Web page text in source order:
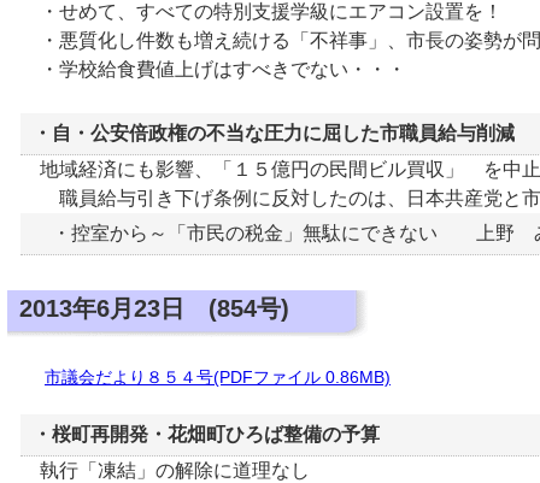
・せめて、すべての特別支援学級にエアコン設置を！
・悪質化し件数も増え続ける「不祥事」、市長の姿勢が
・学校給食費値上げはすべきでない・・・
・自・公安倍政権の不当な圧力に屈した市職員給与削減
地域経済にも影響、「１５億円の民間ビル買収」 を中
職員給与引き下げ条例に反対したのは、日本共産党と
・控室から～「市民の税金」無駄にできない 上野
2013年6月23日 (854号)
市議会だより８５４号(PDFファイル 0.86MB)
・桜町再開発・花畑町ひろば整備の予算
執行「凍結」の解除に道理なし